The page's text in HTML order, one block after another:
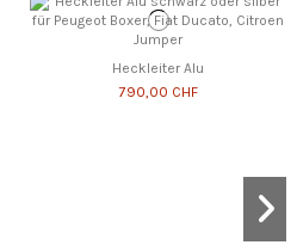
Heckleiter Alu
790,00 CHF